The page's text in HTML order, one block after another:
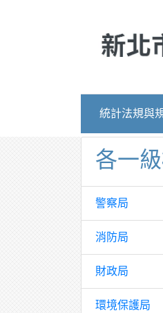
統計法規與
各一
警察局
消防局
財政局
環境保護局